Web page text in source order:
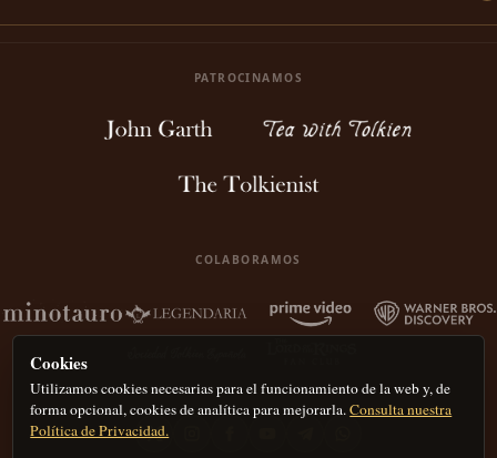
PATROCINAMOS
COLABORAMOS
Cookies
Utilizamos cookies necesarias para el funcionamiento de la web y, de
forma opcional, cookies de analítica para mejorarla.Consulta nuestra
Política de Privacidad.